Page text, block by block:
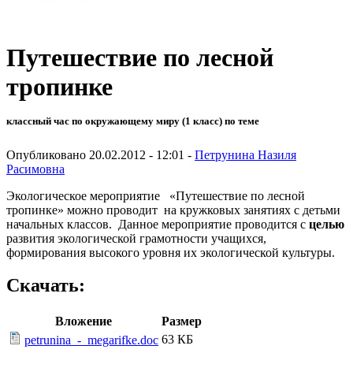
Путешествие по лесной
тропинке
классный час по окружающему миру (1 класс) по теме
Опубликовано 20.02.2012 - 12:01 - Петрунина Назиля
Расимовна
Экологическое мероприятие «Путешествие по лесной
тропинке» можно проводит на кружковых занятиях с детьми
начальных классов. Данное мероприятие проводится с целью
развития экологической грамотности учащихся,
формирования высокого уровня их экологической культуры.
Скачать:
Вложение
Размер
petrunina_-_megarifke.doc 63 КБ